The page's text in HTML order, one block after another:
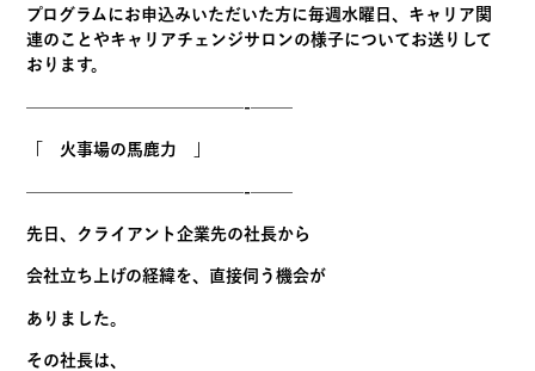
プログラムにお申込みいただいた方に毎週水曜日、 キャリア関
連のことやキャリアチェンジサロンの様子についてお送 りして
おります。
—————————————-——–
「 火事場の馬鹿力 」
—————————————-——–
先日、クライアント企業先の社長から
会社立ち上げの経緯を、直接伺う機会が
ありました。
その社長は、